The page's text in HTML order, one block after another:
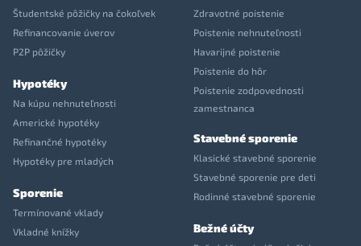
Študentské pôžičky na čokoľvek
Refinancovanie úverov
P2P pôžičky
Hypotéky
Na kúpu nehnuteľnosti
Americké hypotéky
Refinančné hypotéky
Hypotéky pre mladých
Sporenie
Termínované vklady
Vkladné knížky
Zdravotné poistenie
Poistenie nehnuteľnosti
Havarijné poistenie
Poistenie do hôr
Poistenie zodpovednosti
zamestnanca
Stavebné sporenie
Klasické stavebné sporenie
Stavebné sporenie pre deti
Rodinné stavebné sporenie
Bežné účty